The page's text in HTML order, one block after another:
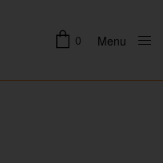
0 Menu